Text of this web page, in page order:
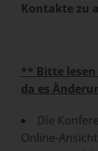
Kontakte zu
** Bitte
da es
Die
Online-